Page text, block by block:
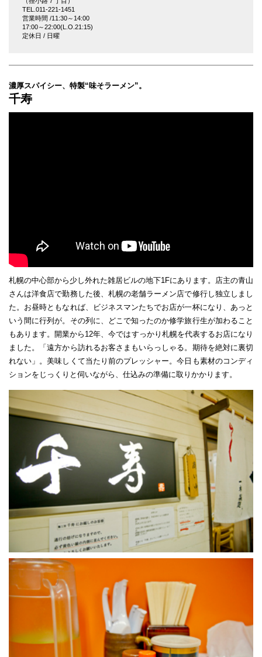
TEL.011-221-1451
営業時間 /11:30～14:00
17:00～22:00(L.O.21:15)
定休日 / 日曜
濃厚スパイシー、特製“味そラーメン”。
千寿
札幌の中心部から少し外れた雑居ビルの地下1Fにあります。店主の青山
さんは洋食店で勤務した後、札幌の老舗ラーメン店で修行し独立しまし
た。お昼時ともなれば、ビジネスマンたちでお店が一杯になり、あっと
いう間に行列が。その列に、どこで知ったのか修学旅行生が加わること
もあります。開業から12年、今ではすっかり札幌を代表するお店になり
ました。「遠方から訪れるお客さまもいらっしゃる。期待を絶対に裏切
れない」。美味しくて当たり前のプレッシャー。今日も素材のコンディ
ションをじっくりと伺いながら、仕込みの準備に取りかかります。